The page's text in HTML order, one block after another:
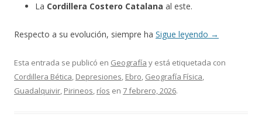
La Cordillera Costero Catalana al este.
Respecto a su evolución, siempre ha Sigue leyendo →
Esta entrada se publicó en Geografía y está etiquetada con
Cordillera Bética, Depresiones, Ebro, Geografía Física,
Guadalquivir, Pirineos, ríos en 7 febrero, 2026.